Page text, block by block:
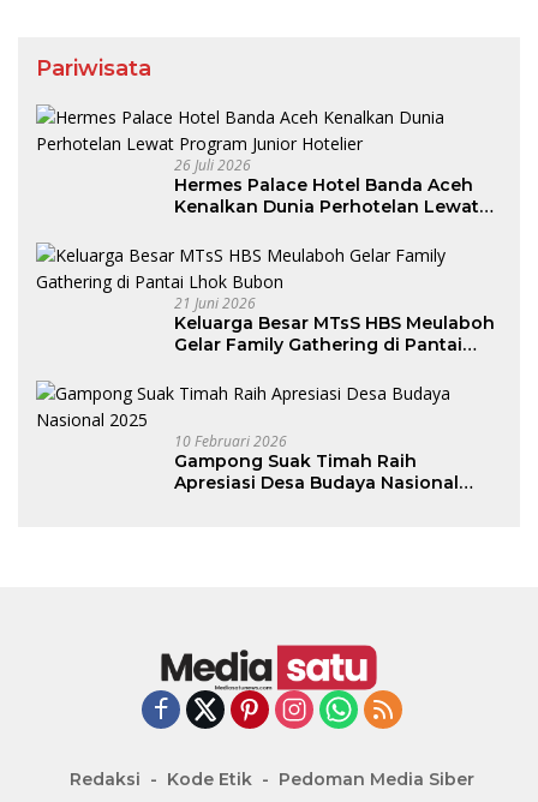
Pariwisata
26 Juli 2026
Hermes Palace Hotel Banda Aceh
Kenalkan Dunia Perhotelan Lewat
21 Juni 2026
Keluarga Besar MTsS HBS Meulaboh
Gelar Family Gathering di Pantai
10 Februari 2026
Gampong Suak Timah Raih
Apresiasi Desa Budaya Nasional
Redaksi Kode Etik
Pedoman Media Siber